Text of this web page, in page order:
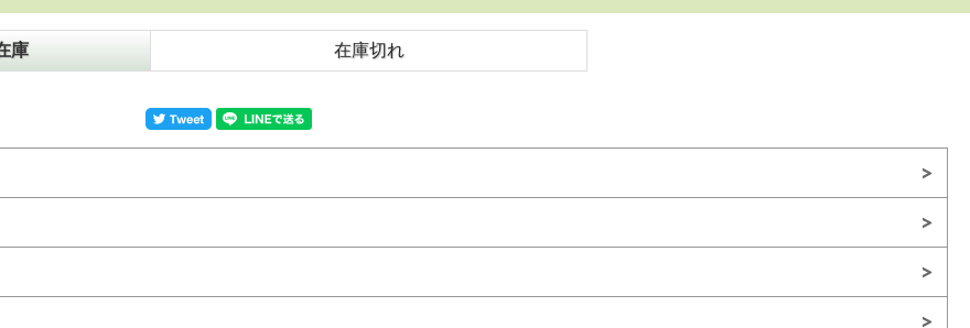
庫 在庫切れ